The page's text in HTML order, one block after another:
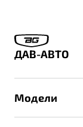
ДАВ-АВТО
Модели